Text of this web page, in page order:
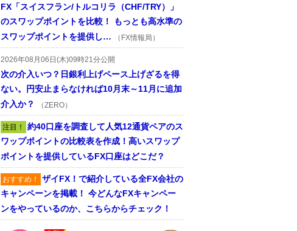
FX「スイスフラン/トルコリラ（CHF/TRY）」
のスワップポイントを比較！ もっとも高水準の
スワップポイントを提供し…
（FX情報局）
2026年08月06日(木)09時21分公開
次の介入いつ？日銀利上げペース上げざるを得
ない。円安止まらなければ10月末～11月に追加
介入か？
（ZERO）
注目！ 約40口座を調査して人気12通貨ペアのス
ワップポイントの比較表を作成！高いスワップ
ポイントを提供しているFX口座はどこだ？
おすすめ！ ザイFX！で紹介している全FX会社の
キャンペーンを掲載！ 今どんなFXキャンペー
ンをやっているのか、こちらからチェック！